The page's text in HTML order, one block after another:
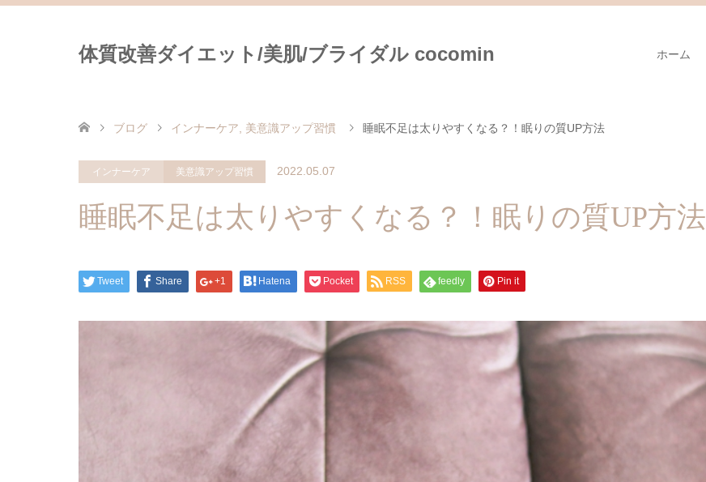
体質改善ダイエット/美肌/ブライダル cocomin ホーム
ブログ インナーケア 美意識アップ習慣 睡眠不足は太りやすくなる？！眠りの質UP方法
インナーケア 美意識アップ習慣 2022.05.07
睡眠不足は太りやすくなる？！眠りの質UP方法
Tweet Share +1 Hatena Pocket RSS feedly Pin it